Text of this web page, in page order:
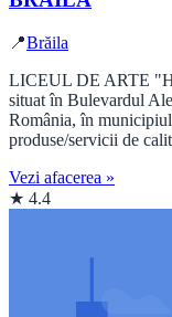
📍Brăila
LICEUL DE ARTE
situat în Bulevardul
România, în
produse/servicii de
Vezi afacerea »
★ 4.4